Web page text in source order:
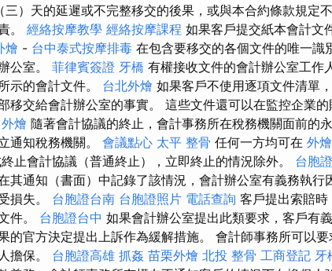
三）天的延遲或不完整移交的後果，或與本合約條款規定
。 經絡按摩教學 經絡按摩課程 如果客戶提交紙本會計文
燴 - 台中泰式按摩排毒 在包含要移交的各個文件的唯一識
公室。 菲律賓簽證 牙橋 有權接收文件的會計辦公室工作
示的會計文件。 台北外燴 如果客戶不使用逐項文件清單
移交給會計辦公室的事實。 這些文件還可以在監控企業的
外燴 隨著會計協議的終止，會計事務所在稅務機關面前的
通知稅務機關。 會議點心 太平 整骨 任何一方均可在 外燴
止會計協議（普通終止），立即終止的情況除外。 台胞
其通知（書面）中記錄了該情況，會計辦公室有義務執行
損失。 台胞證台南 台胞證照片 電話查詢 客戶提出索賠
件。 台胞證台中 如果會計辦公室提出此類要求，客戶有
的官方決定提出上訴作為緩解措施。 會計師事務所可以要
擔保。 台胞證高雄 抓姦 苗栗外燴 北投 整骨 工商登記 牙